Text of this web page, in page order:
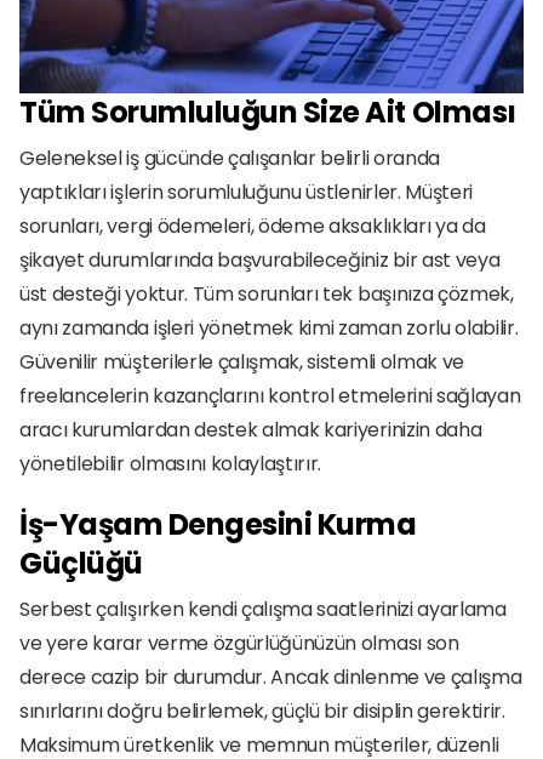
Tüm Sorumluluğun Size Ait Olması
Geleneksel iş gücünde çalışanlar belirli oranda
yaptıkları işlerin sorumluluğunu üstlenirler. Müşteri
sorunları, vergi ödemeleri, ödeme aksaklıkları ya da
şikayet durumlarında başvurabileceğiniz bir ast veya
üst desteği yoktur. Tüm sorunları tek başınıza çözmek,
aynı zamanda işleri yönetmek kimi zaman zorlu olabilir.
Güvenilir müşterilerle çalışmak, sistemli olmak ve
freelancelerin kazançlarını kontrol etmelerini sağlayan
aracı kurumlardan destek almak kariyerinizin daha
yönetilebilir olmasını kolaylaştırır.
İş-Yaşam Dengesini Kurma
Güçlüğü
Serbest çalışırken kendi çalışma saatlerinizi ayarlama
ve yere karar verme özgürlüğünüzün olması son
derece cazip bir durumdur. Ancak dinlenme ve çalışma
sınırlarını doğru belirlemek, güçlü bir disiplin gerektirir.
Maksimum üretkenlik ve memnun müşteriler, düzenli